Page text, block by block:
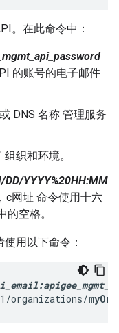
。在此命令中：
的账号的电子邮件
DNS 名称 管理服务
织和环境。
YYYY%20HH:MM
c网址 命令使用十六
的空格。
用以下命令：
organizations/myOrg